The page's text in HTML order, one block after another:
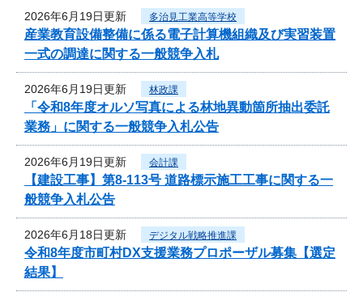
2026年6月19日更新 多治見工業高等学校
産業教育設備整備に係る電子計算機組織及び実習装置
一式の調達に関する一般競争入札
2026年6月19日更新 林政課
「令和8年度オルソ写真による林地異動箇所抽出委託
業務」に関する一般競争入札公告
2026年6月19日更新 会計課
【建設工事】第8-113号 道路標示施工工事に関する一
般競争入札公告
2026年6月18日更新 デジタル戦略推進課
令和8年度市町村DX支援業務プロポーザル募集【選定
結果】